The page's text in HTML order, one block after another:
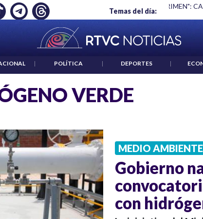
Temas del día:
EMPLEO: JP MORGAN "HABLAR NO ES UN CRIMEN":
| POLÍTICA | DEPORTES |
VERDE
MEDIO AMBIENTE
Gobierno
con